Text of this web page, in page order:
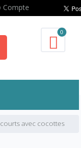
Compte
0
avec cocottes